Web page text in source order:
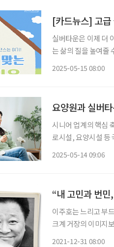
[카드뉴스] 고급
실버타운은 이제 더
는 삶의 질을 높여줄
2025-05-15 08:00
요양원과 실버
시니어 업계의 핵심
로시설, 요양시설 등
2025-05-14 09:06
“내 고민과 번
이주호는 느리고 부
크계 거장의 이미지
2021-12-31 08:00